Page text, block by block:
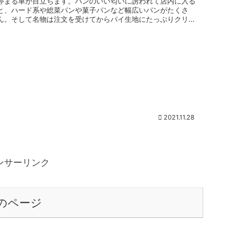
、ハード系や総菜パンや菓子パンなど幅広いパンがたくさ
。そして名物は注文を受けてからパイ生地にたっぷりクリー
2021.11.28
サーリンク
ページ